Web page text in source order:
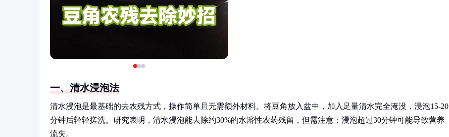
一、清水浸泡法
清水浸泡是最基础的去农残方式，操作简单且无需额外材料。将豆角放入盆中，加入足量清水完全淹没，浸泡15-20
分钟后轻轻搓洗。研究表明，清水浸泡能去除约30%的水溶性农药残留，但需注意：浸泡超过30分钟可能导致营养
流失。